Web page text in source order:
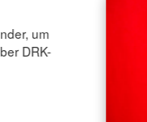
um
DRK-